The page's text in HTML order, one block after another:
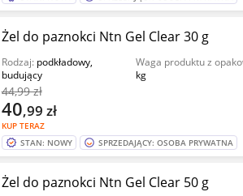
Żel do paznokci Ntn Gel Clear 30 g
Rodzaj: podkładowy,
budujący
Waga produktu z
kg
44,99 zł
KUP TERAZ
40,99 zł
STAN: NOWY SPRZEDAJĄCY: OSOBA PRYWATNA
Żel do paznokci Ntn Gel Clear 50 g